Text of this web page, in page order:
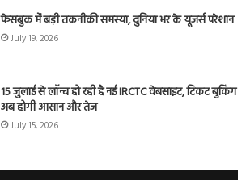
फेसबुक में बड़ी तकनीकी समस्या, दुनिया भर के यूजर्स परेशान
July 19, 2026
15 जुलाई से लॉन्च हो रही है नई IRCTC वेबसाइट, टिकट बुकिंग
अब होगी आसान और तेज
July 15, 2026